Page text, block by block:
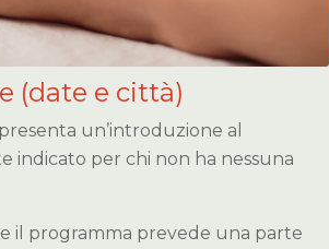
(date e città)
un’introduzione al
indicato per chi non ha nessuna
il programma prevede una parte